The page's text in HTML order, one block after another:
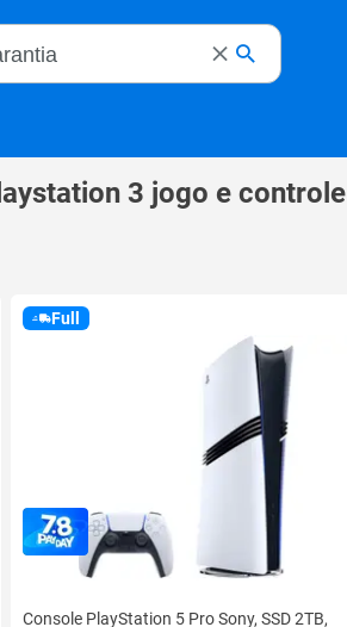
3 jogo e controle
Full
Console PlayStation 5 Pro Sony, SSD 2TB,